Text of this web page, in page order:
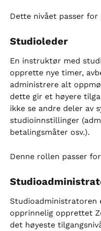
Dette nivået passer for
Studioleder
En instruktør med
opprette nye timer,
administrere alt
dette gir et høyere
ikke se andre deler av
studioinnstillinger
betalingsmåter osv.).
Denne rollen passer for
Studioadministratoren
opprinnelig opprettet
det høyeste